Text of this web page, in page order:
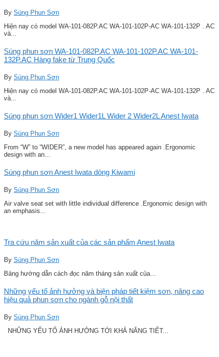
By Súng Phun Sơn
Hiện nay có model WA-101-082P.AC WA-101-102P-AC WA-101-132P . AC
và...
Súng phun sơn WA-101-082P.AC WA-101-102P.AC WA-101-
132P.AC Hàng fake từ Trung Quốc
By Súng Phun Sơn
Hiện nay có model WA-101-082P.AC WA-101-102P-AC WA-101-132P . AC
và...
Súng phun sơn Wider1 Wider1L Wider 2 Wider2L Anest Iwata
By Súng Phun Sơn
From “W” to “WIDER”, a new model has appeared again .Ergonomic
design with an...
Súng phun sơn Anest Iwata dòng Kiwami
By Súng Phun Sơn
Air valve seat set with little individual difference .Ergonomic design with
an emphasis...
Tra cứu năm sản xuất của các sản phẩm Anest Iwata
By Súng Phun Sơn
Bảng hướng dẫn cách đọc năm tháng sản xuất của...
Những yếu tố ảnh hưởng và biện pháp tiết kiệm sơn, nâng cao
hiệu quả phun sơn cho ngành gỗ nội thất
By Súng Phun Sơn
NHỮNG YẾU TỐ ẢNH HƯỞNG TỚI KHẢ NĂNG TIẾT...